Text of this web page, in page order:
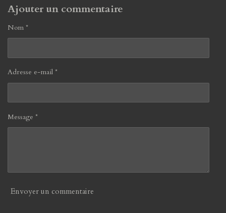
Ajouter un commentaire
Nom *
Adresse e-mail *
Message *
Envoyer un commentaire